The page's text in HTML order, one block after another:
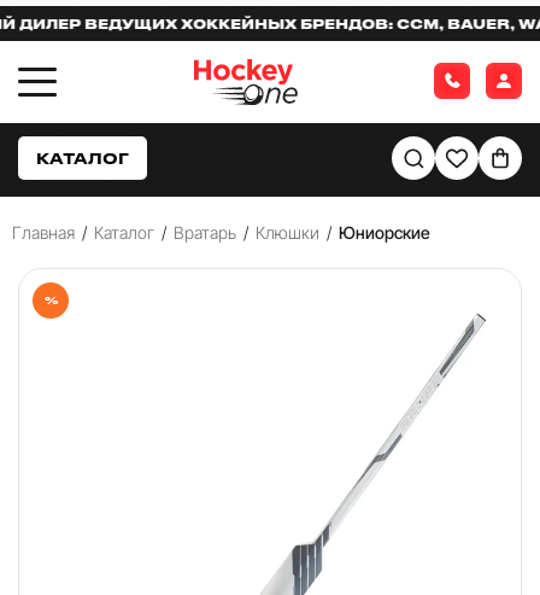
ВЕДУЩИХ ХОККЕЙНЫХ БРЕНДОВ: CCM, BAUER,
КАТАЛОГ
Главная / Каталог / Вратарь / Клюшки / Юниорские
%